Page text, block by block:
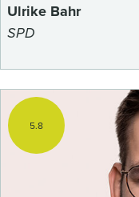
Ulrike Bahr
SPD
5.8